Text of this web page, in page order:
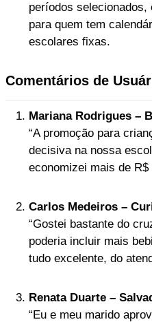
períodos selecionados,
para quem tem
escolares fixas.
Comentários de
Mariana Rodrigues –
“A promoção para
decisiva na nossa
economizei mais de
Carlos Medeiros –
“Gostei bastante do
poderia incluir mais
tudo excelente, do
Renata Duarte –
“Eu e meu marido